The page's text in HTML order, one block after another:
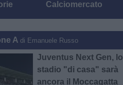
Calciomercato
A di Emanuele Russo
Juventus Next Gen, lo
stadio "di casa" sarà
ancora il Moccagatta